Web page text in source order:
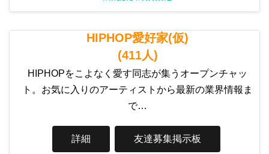
HIPHOP愛好家(仮)
(411人)
HIPHOPをこよなく愛す同志が集うオープンチャッ
ト。お気に入りのアーティストから最新の業界情報ま
で…
詳細 友達募集掲示板